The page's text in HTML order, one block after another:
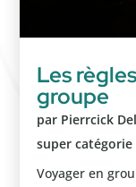
Les
groupe
par Pierrcick
super
Voyager en